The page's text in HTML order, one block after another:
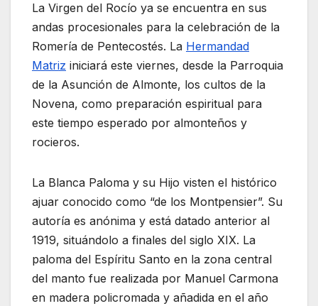
La Virgen del Rocío ya se encuentra en sus
andas procesionales para la celebración de la
Romería de Pentecostés. La Hermandad
Matriz iniciará este viernes, desde la Parroquia
de la Asunción de Almonte, los cultos de la
Novena, como preparación espiritual para
este tiempo esperado por almonteños y
rocieros.
La Blanca Paloma y su Hijo visten el histórico
ajuar conocido como “de los Montpensier”. Su
autoría es anónima y está datado anterior al
1919, situándolo a finales del siglo XIX. La
paloma del Espíritu Santo en la zona central
del manto fue realizada por Manuel Carmona
en madera policromada y añadida en el año